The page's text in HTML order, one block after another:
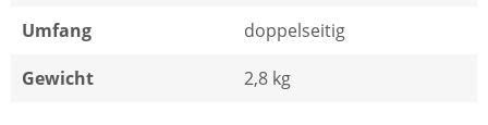
Umfang
doppelseitig
Gewicht
2,8 kg